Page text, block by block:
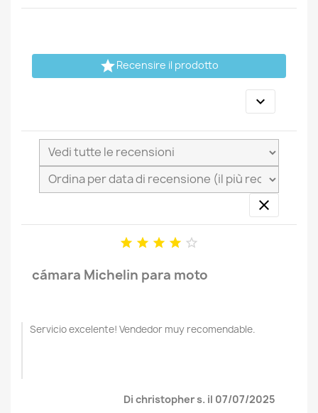
Recensire il prodotto


    
cámara Michelin para moto
Servicio excelente! Vendedor muy recomendable.
Di christopher s. il 07/07/2025